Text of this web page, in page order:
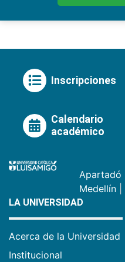
Inscripciones
Calendario
académico
Apartadó
Medellín
LA UNIVERSIDAD
Acerca de la Universidad
Institucional